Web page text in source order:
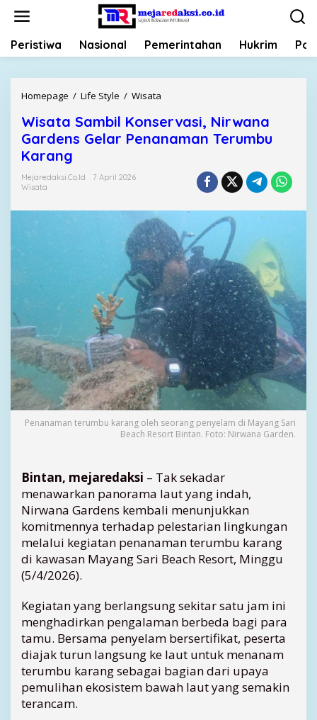
Peristiwa Nasional Pemerintahan Hukrim
Homepage / Life Style / Wisata
s
a
m
b
l
K
o
n
s
e
r
v
a
s
,
N
i
a
n
a
a
r
d
s
G
e
a
P
Wisata Sambil Konservasi, Nirwana
Gardens Gelar Penanaman Terumbu
Karang
Mejaredaksi.co.id
7 April 2026
Wisata
Penanaman terumbu karang oleh seorang penyelam di Mayang Sari
Beach Resort Bintan. Foto: Nirwana Garden.
Bintan, mejaredaksi – Tak sekadar
menawarkan panorama laut yang indah,
Nirwana Gardens kembali menunjukkan
komitmennya terhadap pelestarian lingkungan
melalui kegiatan penanaman terumbu karang
di kawasan Mayang Sari Beach Resort, Minggu
(5/4/2026).
Kegiatan yang berlangsung sekitar satu jam ini
menghadirkan pengalaman berbeda bagi para
tamu. Bersama penyelam bersertifikat, peserta
diajak turun langsung ke laut untuk menanam
terumbu karang sebagai bagian dari upaya
pemulihan ekosistem bawah laut yang semakin
terancam.